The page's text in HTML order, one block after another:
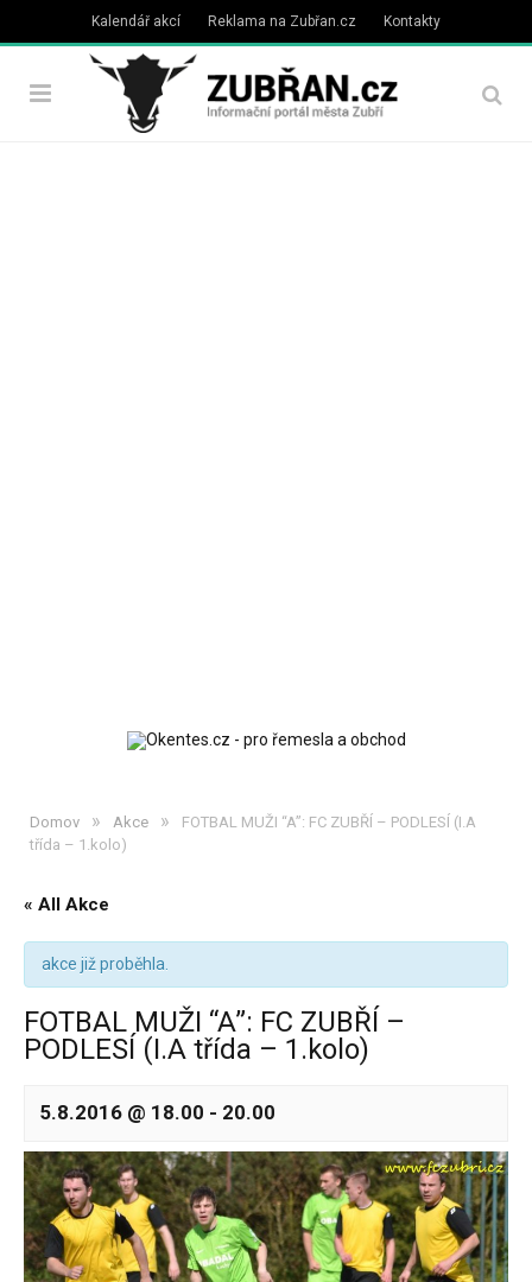
Kalendář akcí Reklama na Zubřan.cz Kontakty
Domov » Akce »
FOTBAL MUŽI “A”: FC ZUBŘÍ – PODLESÍ (I.A
třída – 1.kolo)
« All Akce
akce již proběhla.
FOTBAL MUŽI “A”: FC ZUBŘÍ –
PODLESÍ (I.A třída – 1.kolo)
5.8.2016 @ 18.00 - 20.00